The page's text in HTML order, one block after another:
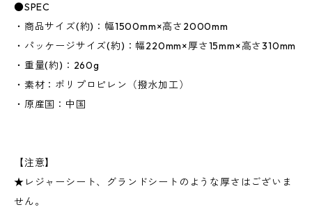
●SPEC
・商品サイズ(約)：幅1500mm×高さ2000mm
・パッケージサイズ(約)：幅220mm×厚さ15mm×高さ310mm
・重量(約)：260g
・素材：ポリプロピレン（撥水加工）
・原産国：中国
【注意】
★レジャーシート、グランドシートのような厚さはございま
せん。